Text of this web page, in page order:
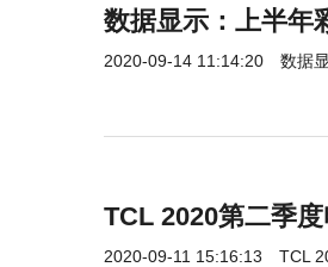
数据显示：上半年
2020-09-14 11:14:20 数据
TCL 2020第二季
2020-09-11 15:16:13 TCL